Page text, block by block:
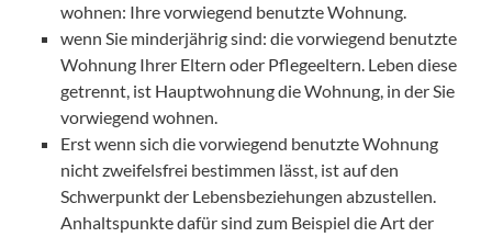
wohnen: Ihre vorwiegend benutzte Wohnung.
wenn Sie minderjährig sind: die vorwiegend benutzte
Wohnung Ihrer Eltern oder Pflegeeltern. Leben diese
getrennt, ist Hauptwohnung die Wohnung, in der Sie
vorwiegend wohnen.
Erst wenn sich die vorwiegend benutzte Wohnung
nicht zweifelsfrei bestimmen lässt, ist auf den
Schwerpunkt der Lebensbeziehungen abzustellen.
Anhaltspunkte dafür sind zum Beispiel die Art der